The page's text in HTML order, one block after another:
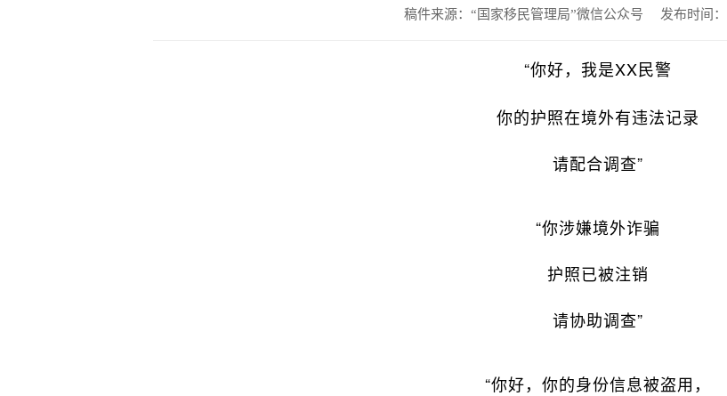
稿件来源： “国家移民管理局”微信公众号 发布时间：
“你好，我是XX民警
你的护照在境外有违法记录
请配合调查”
“你涉嫌境外诈骗
护照已被注销
请协助调查”
“你好，你的身份信息被盗用，